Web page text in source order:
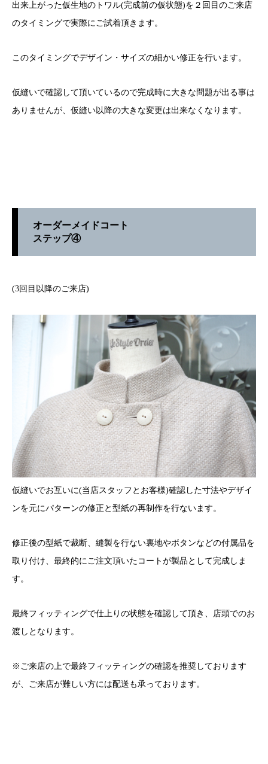
出来上がった仮生地のトワル(完成前の仮状態)を２回目のご来店
のタイミングで実際にご試着頂きます。
このタイミングでデザイン・サイズの細かい修正を行います。
仮縫いで確認して頂いているので完成時に大きな問題が出る事は
ありませんが、仮縫い以降の大きな変更は出来なくなります。
オーダーメイドコート
ステップ④
(3回目以降のご来店)
仮縫いでお互いに(当店スタッフとお客様)確認した寸法やデザイ
ンを元にパターンの修正と型紙の再制作を行ないます。
修正後の型紙で裁断、縫製を行ない裏地やボタンなどの付属品を
取り付け、最終的にご注文頂いたコートが製品として完成しま
す。
最終フィッティングで仕上りの状態を確認して頂き、店頭でのお
渡しとなります。
※ご来店の上で最終フィッティングの確認を推奨しております
が、ご来店が難しい方には配送も承っております。